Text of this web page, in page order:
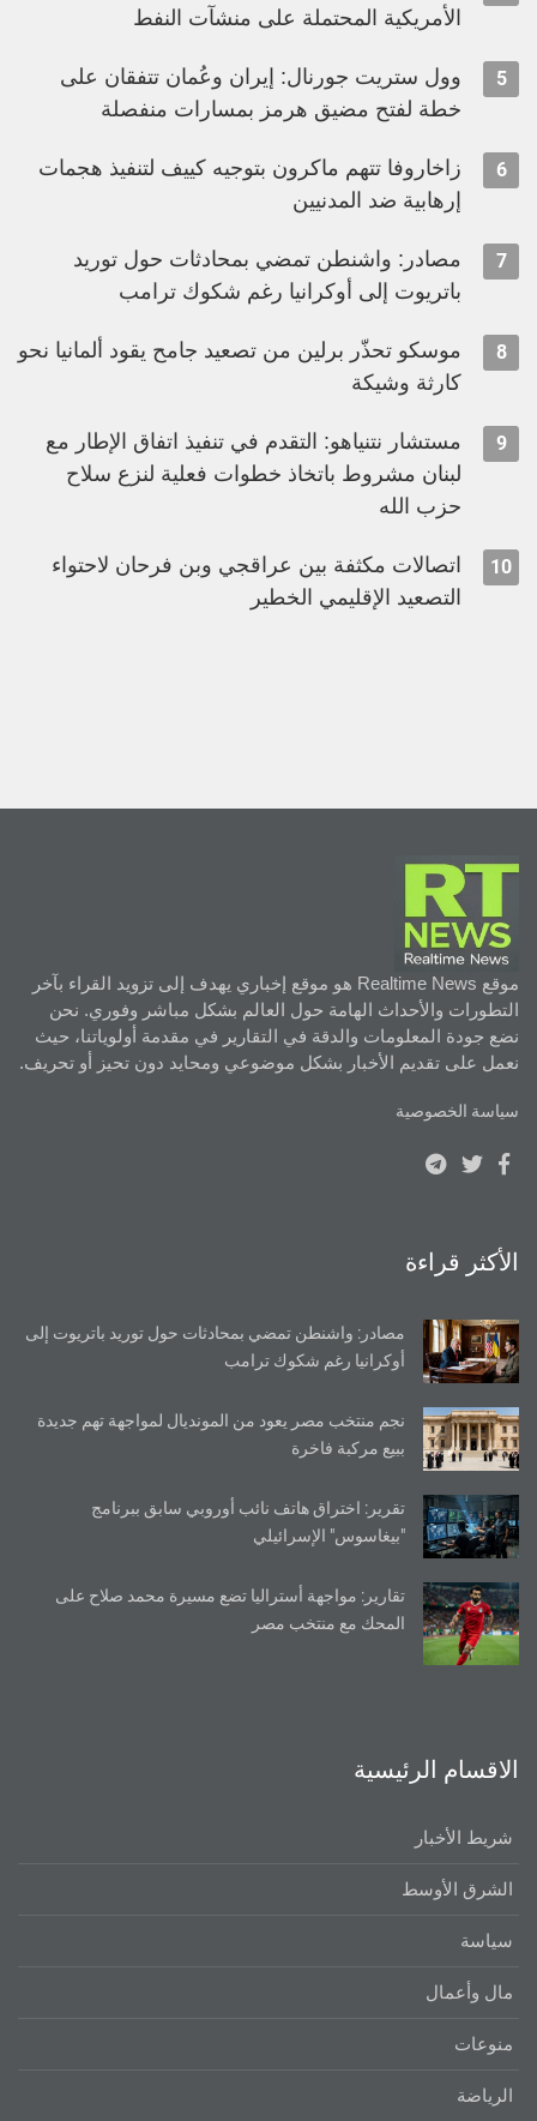
الأمريكية المحتملة على منشآت النفط
5
وول ستريت جورنال: إيران وعُمان تتفقان على
خطة لفتح مضيق هرمز بمسارات منفصلة
6
زاخاروفا تتهم ماكرون بتوجيه كييف لتنفيذ هجمات
إرهابية ضد المدنيين
7
مصادر: واشنطن تمضي بمحادثات حول توريد
باتريوت إلى أوكرانيا رغم شكوك ترامب
8
موسكو تحذّر برلين من تصعيد جامح يقود ألمانيا نحو
كارثة وشيكة
9
مستشار نتنياهو: التقدم في تنفيذ اتفاق الإطار مع
لبنان مشروط باتخاذ خطوات فعلية لنزع سلاح
حزب الله
10
اتصالات مكثفة بين عراقجي وبن فرحان لاحتواء
التصعيد الإقليمي الخطير
موقع Realtime News هو موقع إخباري يهدف إلى تزويد القراء بآخر
التطورات والأحداث الهامة حول العالم بشكل مباشر وفوري. نحن
نضع جودة المعلومات والدقة في التقارير في مقدمة أولوياتنا، حيث
نعمل على تقديم الأخبار بشكل موضوعي ومحايد دون تحيز أو تحريف.
سياسة الخصوصية
الأكثر قراءة
مصادر: واشنطن تمضي بمحادثات حول توريد باتريوت إلى
أوكرانيا رغم شكوك ترامب
نجم منتخب مصر يعود من المونديال لمواجهة تهم جديدة
ببيع مركبة فاخرة
تقرير: اختراق هاتف نائب أوروبي سابق ببرنامج
"بيغاسوس" الإسرائيلي
تقارير: مواجهة أستراليا تضع مسيرة محمد صلاح على
المحك مع منتخب مصر
الاقسام الرئيسية
شريط الأخبار
الشرق الأوسط
سياسة
مال وأعمال
منوعات
الرياضة